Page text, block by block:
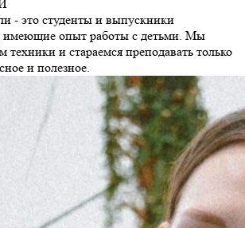
- это студенты и выпускники
имеющие опыт работы с детьми. Мы
техники и стараемся преподавать только
и полезное.